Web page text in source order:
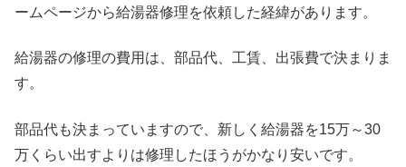
ームページから給湯器修理を依頼した経緯があります。
給湯器の修理の費用は、部品代、工賃、出張費で決まりま
す。
部品代も決まっていますので、新しく給湯器を15万～30
万くらい出すよりは修理したほうがかなり安いです。